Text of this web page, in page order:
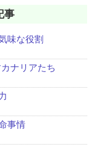
事
味な役割
ナリアたち
事情